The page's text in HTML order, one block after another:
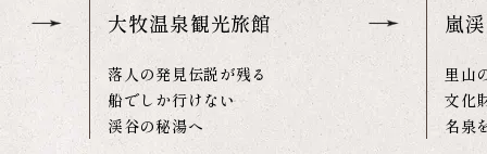
大牧温泉観光旅館
落人の発見伝説が残る
船でしか行けない
渓谷の秘湯へ
嵐
里山
文化
名泉